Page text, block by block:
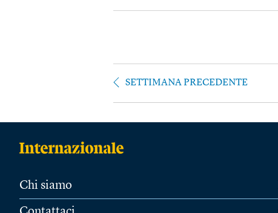
SETTIMANA PRECEDENTE
Chi siamo